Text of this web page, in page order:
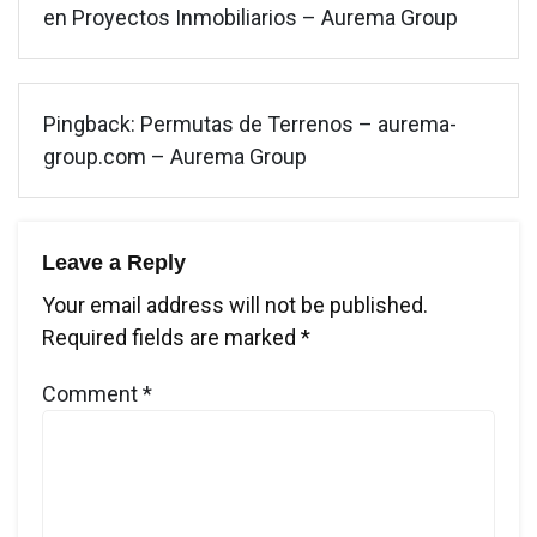
en Proyectos Inmobiliarios – Aurema Group
Pingback: Permutas de Terrenos – aurema-
group.com – Aurema Group
Leave a Reply
Your email address will not be published.
Required fields are marked *
Comment*